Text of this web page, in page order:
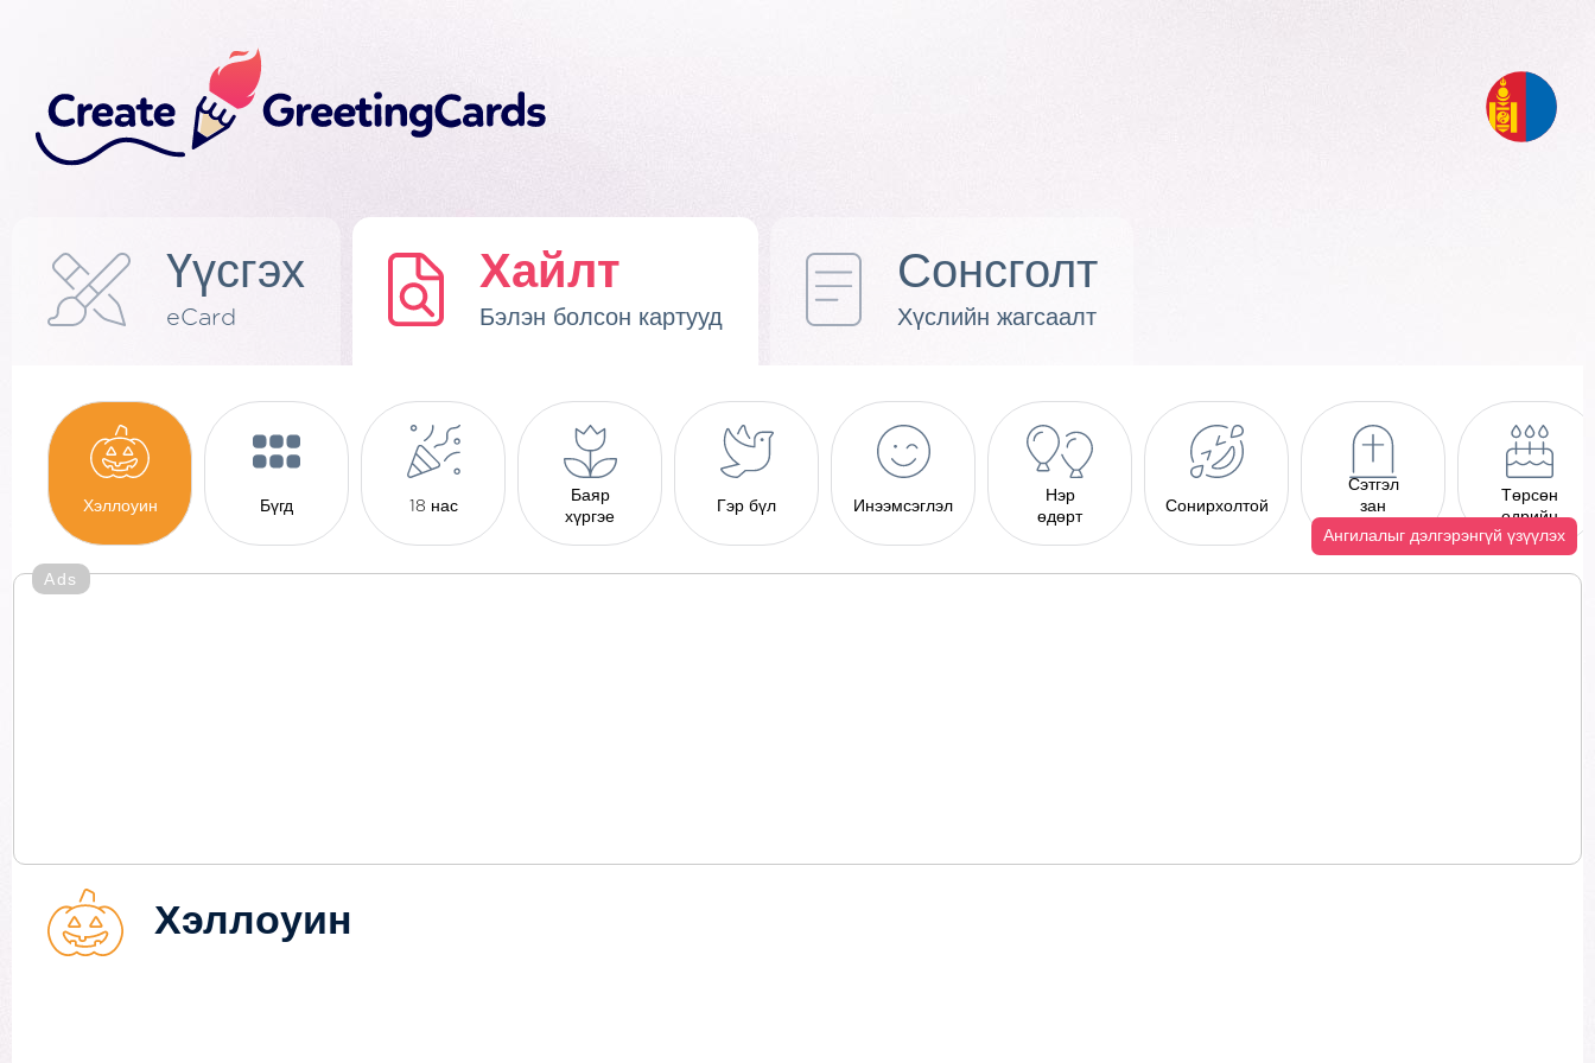
Үүсгэх
eCard
Хайлт
Бэлэн болсон картууд
Сонсголт
Хүслийн жагсаалт
Хэллоуин Бүгд 18 нас
Баяр
хүргэе
Гэр бүл Инээмсэглэл
Нэр
өдөрт
Сонирхолтой
Сэтгэл
зан
Төрсөн
өдрийн
Ангилалыг дэлгэрэнгүй үзүүлэх
Ads
Хэллоуин